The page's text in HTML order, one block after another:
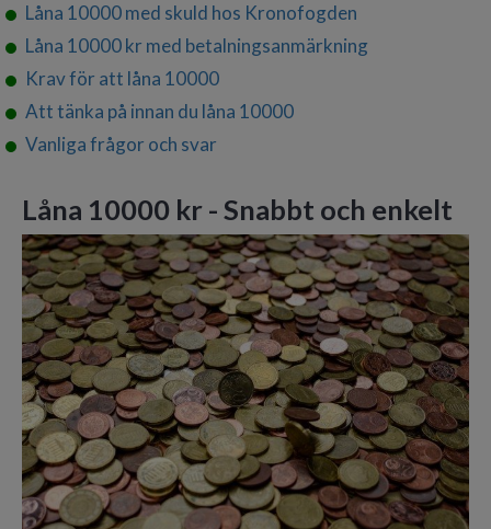
Låna 10000 med skuld hos Kronofogden
Låna 10000 kr med betalningsanmärkning
Krav för att låna 10000
Att tänka på innan du låna 10000
Vanliga frågor och svar
Låna 10000 kr - Snabbt och enkelt